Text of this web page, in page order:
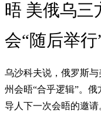
晤 美俄乌三
会“随后举行
乌沙科夫说，俄罗斯
州会晤“合乎逻辑”。
导人下一次会晤的邀请